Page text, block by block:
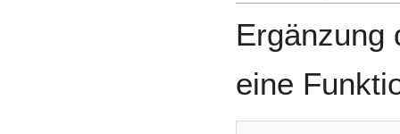
Ergänzung
eine